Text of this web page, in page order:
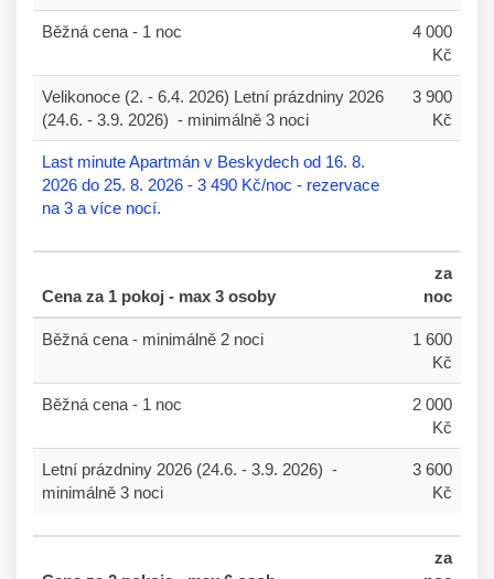
Běžná cena - 1 noc
4 000
Kč
Velikonoce (2. - 6.4. 2026) Letní prázdniny 2026
(24.6. - 3.9. 2026) - minimálně 3 noci
3 900
Kč
Last minute Apartmán v Beskydech od 16. 8.
2026 do 25. 8. 2026 - 3 490 Kč/noc - rezervace
na 3 a více nocí.
Cena za 1 pokoj - max 3 osoby
za
noc
Běžná cena - minimálně 2 noci 1 600
Kč
Běžná cena - 1 noc
2 000
Kč
Letní prázdniny 2026 (24.6. - 3.9. 2026) -
minimálně 3 noci
3 600
Kč
za